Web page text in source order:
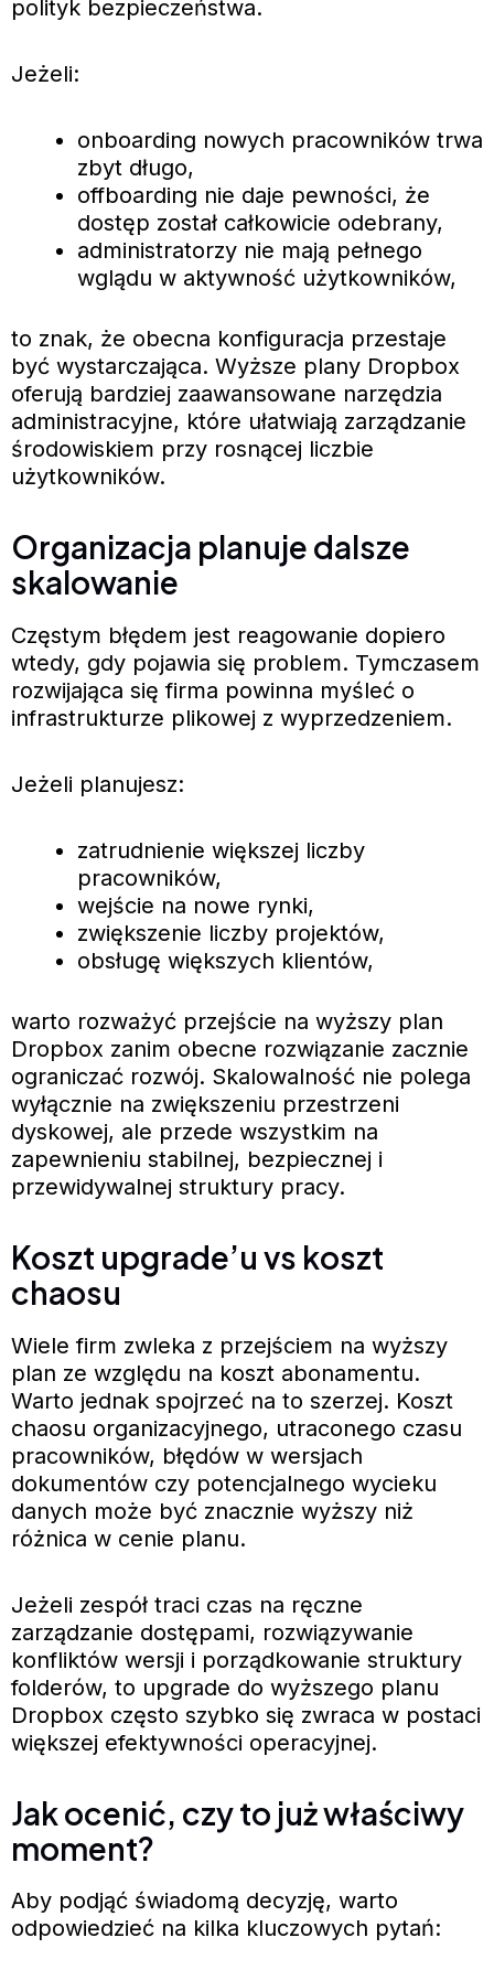
polityk bezpieczeństwa.
Jeżeli:
onboarding nowych pracowników trwa
zbyt długo,
offboarding nie daje pewności, że
dostęp został całkowicie odebrany,
administratorzy nie mają pełnego
wglądu w aktywność użytkowników,
to znak, że obecna konfiguracja przestaje
być wystarczająca. Wyższe plany Dropbox
oferują bardziej zaawansowane narzędzia
administracyjne, które ułatwiają zarządzanie
środowiskiem przy rosnącej liczbie
użytkowników.
Organizacja planuje dalsze
skalowanie
Częstym błędem jest reagowanie dopiero
wtedy, gdy pojawia się problem. Tymczasem
rozwijająca się firma powinna myśleć o
infrastrukturze plikowej z wyprzedzeniem.
Jeżeli planujesz:
zatrudnienie większej liczby
pracowników,
wejście na nowe rynki,
zwiększenie liczby projektów,
obsługę większych klientów,
warto rozważyć przejście na wyższy plan
Dropbox zanim obecne rozwiązanie zacznie
ograniczać rozwój. Skalowalność nie polega
wyłącznie na zwiększeniu przestrzeni
dyskowej, ale przede wszystkim na
zapewnieniu stabilnej, bezpiecznej i
przewidywalnej struktury pracy.
Koszt upgrade’u vs koszt
chaosu
Wiele firm zwleka z przejściem na wyższy
plan ze względu na koszt abonamentu.
Warto jednak spojrzeć na to szerzej. Koszt
chaosu organizacyjnego, utraconego czasu
pracowników, błędów w wersjach
dokumentów czy potencjalnego wycieku
danych może być znacznie wyższy niż
różnica w cenie planu.
Jeżeli zespół traci czas na ręczne
zarządzanie dostępami, rozwiązywanie
konfliktów wersji i porządkowanie struktury
folderów, to upgrade do wyższego planu
Dropbox często szybko się zwraca w postaci
większej efektywności operacyjnej.
Jak ocenić, czy to już właściwy
moment?
Aby podjąć świadomą decyzję, warto
odpowiedzieć na kilka kluczowych pytań: